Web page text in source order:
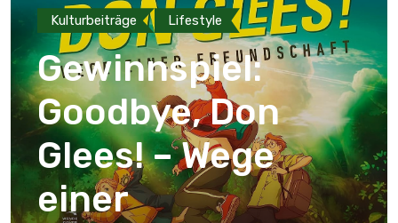
Kulturbeiträge Lifestyle
Gewinnspiel:
Goodbye, Don
Glees! – Wege
einer